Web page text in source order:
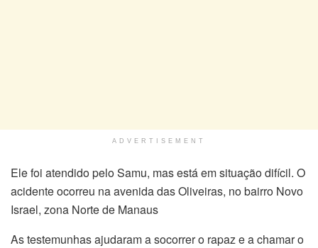
ADVERTISEMENT
Ele foi atendido pelo Samu, mas está em situação difícil. O
acidente ocorreu na avenida das Oliveiras, no bairro Novo
Israel, zona Norte de Manaus
As testemunhas ajudaram a socorrer o rapaz e a chamar o